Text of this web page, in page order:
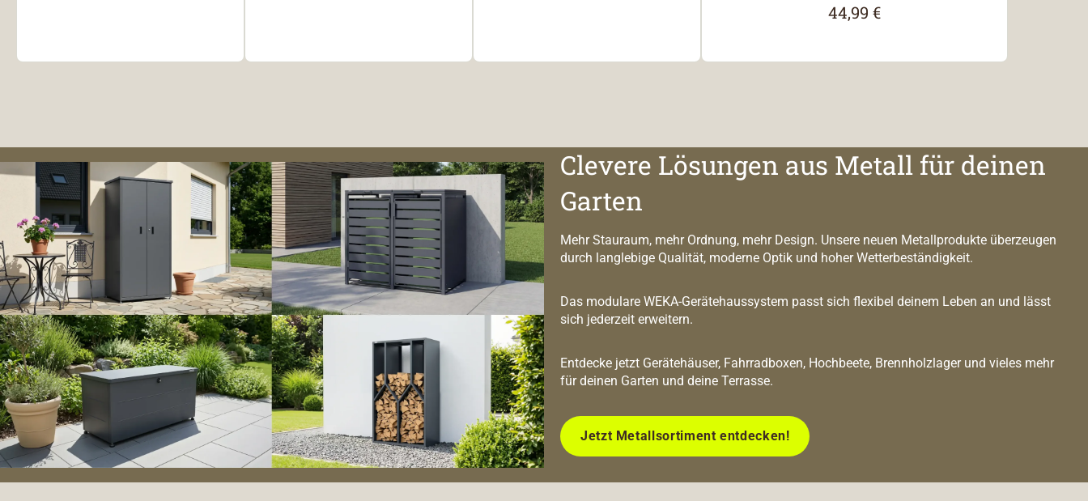
Regulärer Preis:
44,99 €
Clevere Lösungen aus Metall für deinen
Garten
Mehr Stauraum, mehr Ordnung, mehr Design. Unsere neuen Metallprodukte überzeugen
durch langlebige Qualität, moderne Optik und hoher Wetterbeständigkeit.
Das modulare WEKA-Gerätehaussystem passt sich flexibel deinem Leben an und lässt
sich jederzeit erweitern.
Entdecke jetzt Gerätehäuser, Fahrradboxen, Hochbeete, Brennholzlager und vieles mehr
für deinen Garten und deine Terrasse.
Jetzt Metallsortiment entdecken!